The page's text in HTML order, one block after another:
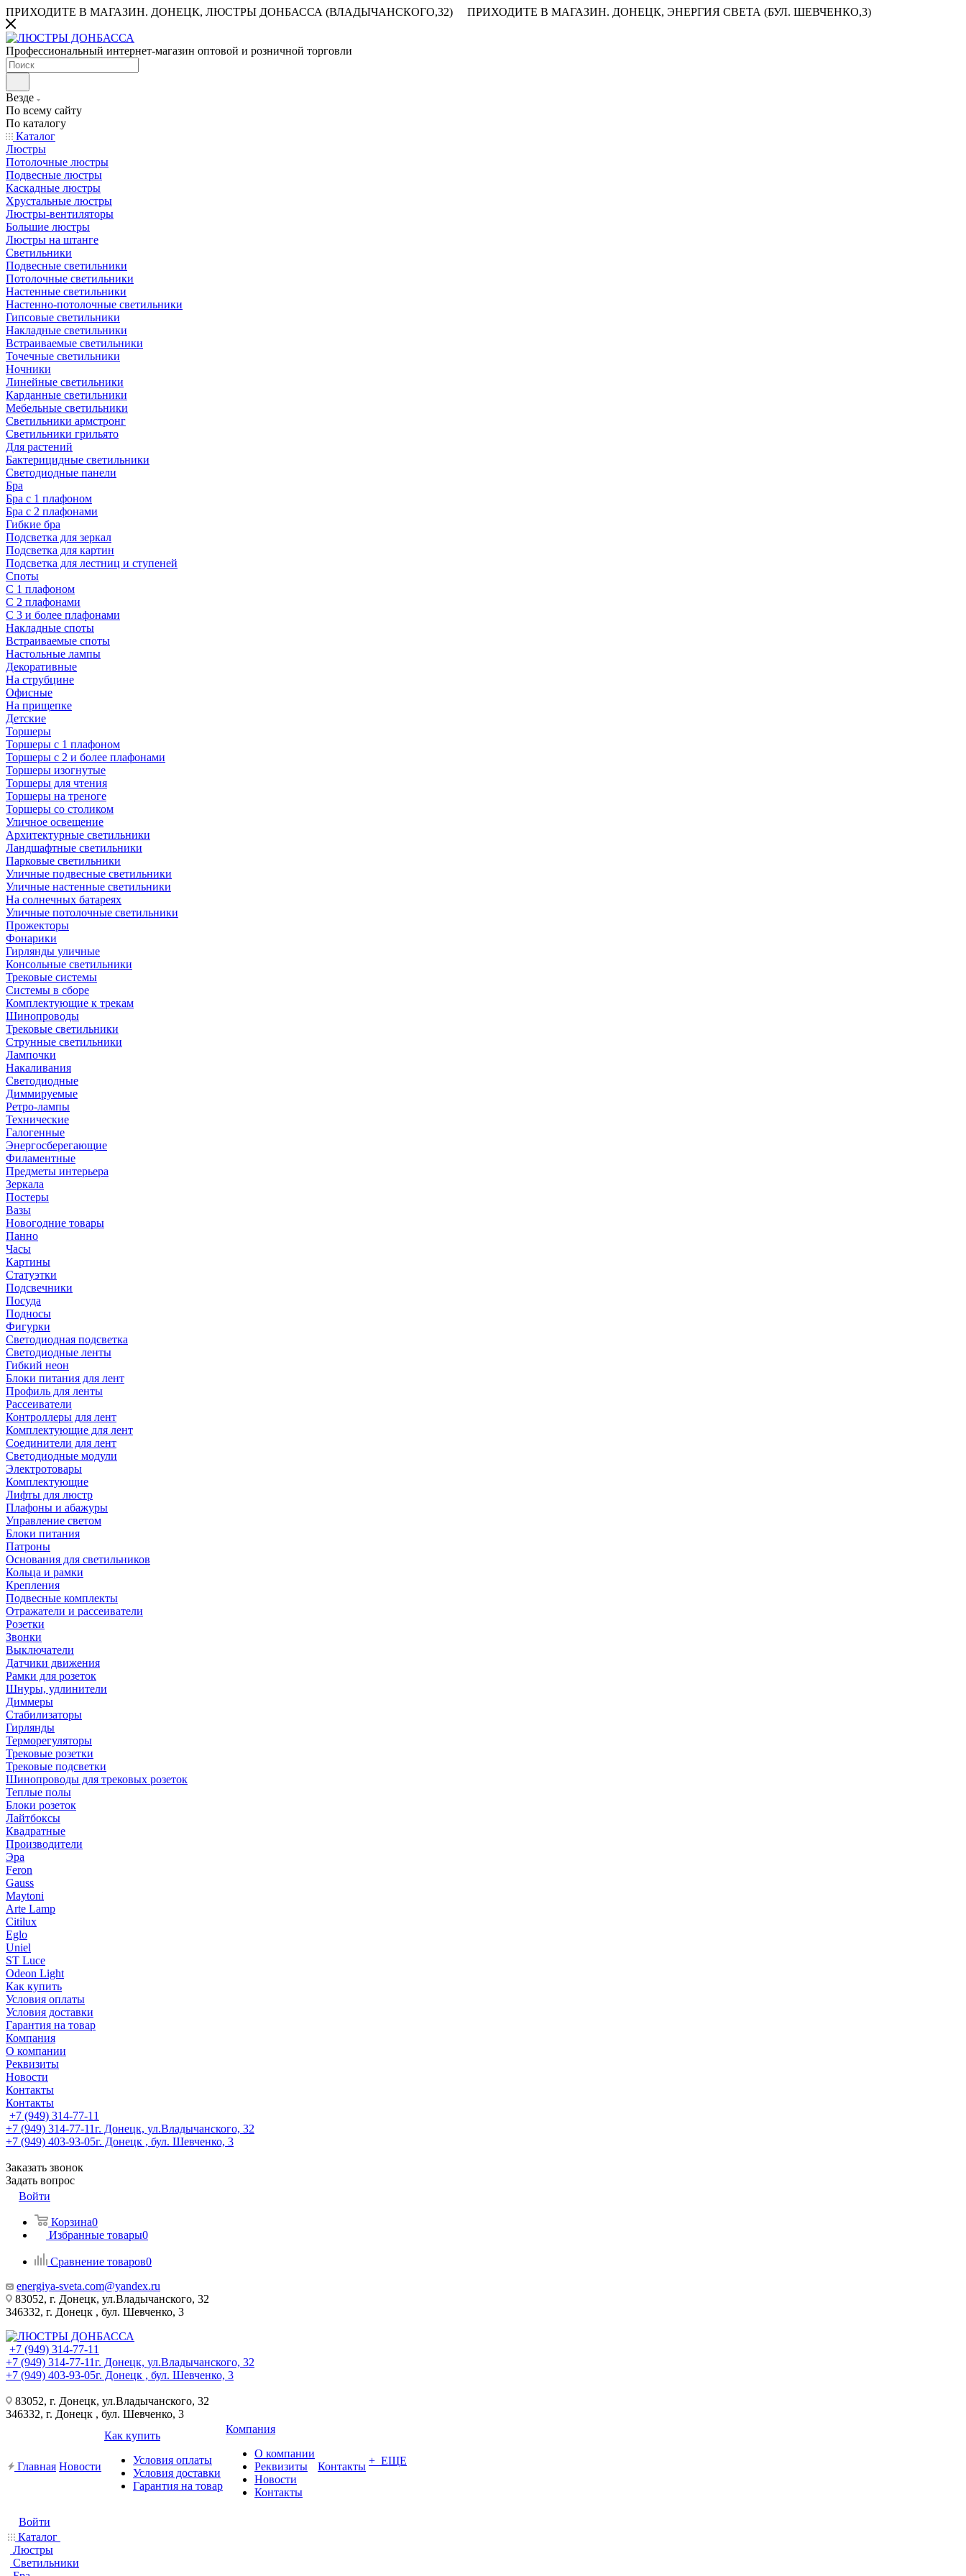
ПРИХОДИТЕ В МАГАЗИН. ДОНЕЦК, ЛЮСТРЫ ДОНБАССА (ВЛАДЫЧАНСКОГО,32) ПРИХОДИТЕ В МАГАЗИН. ДОНЕЦК, ЭНЕРГИЯ СВЕТА (БУЛ. ШЕВЧЕНКО,3)
Профессиональный интернет-магазин оптовой и розничной торговли
Везде
По всему сайту
По каталогу
Каталог
Люстры
Потолочные люстры
Подвесные люстры
Каскадные люстры
Хрустальные люстры
Люстры-вентиляторы
Большие люстры
Люстры на штанге
Светильники
Подвесные светильники
Потолочные светильники
Настенные светильники
Настенно-потолочные светильники
Гипсовые светильники
Накладные светильники
Встраиваемые светильники
Точечные светильники
Ночники
Линейные светильники
Карданные светильники
Мебельные светильники
Светильники армстронг
Светильники грильято
Для растений
Бактерицидные светильники
Светодиодные панели
Бра
Бра с 1 плафоном
Бра с 2 плафонами
Гибкие бра
Подсветка для зеркал
Подсветка для картин
Подсветка для лестниц и ступеней
Споты
С 1 плафоном
С 2 плафонами
С 3 и более плафонами
Накладные споты
Встраиваемые споты
Настольные лампы
Декоративные
На струбцине
Офисные
На прищепке
Детские
Торшеры
Торшеры с 1 плафоном
Торшеры с 2 и более плафонами
Торшеры изогнутые
Торшеры для чтения
Торшеры на треноге
Торшеры со столиком
Уличное освещение
Архитектурные светильники
Ландшафтные светильники
Парковые светильники
Уличные подвесные светильники
Уличные настенные светильники
На солнечных батареях
Уличные потолочные светильники
Прожекторы
Фонарики
Гирлянды уличные
Консольные светильники
Трековые системы
Системы в сборе
Комплектующие к трекам
Шинопроводы
Трековые светильники
Струнные светильники
Лампочки
Накаливания
Светодиодные
Диммируемые
Ретро-лампы
Технические
Галогенные
Энергосберегающие
Филаментные
Предметы интерьера
Зеркала
Постеры
Вазы
Новогодние товары
Панно
Часы
Картины
Статуэтки
Подсвечники
Посуда
Подносы
Фигурки
Светодиодная подсветка
Светодиодные ленты
Гибкий неон
Блоки питания для лент
Профиль для ленты
Рассеиватели
Контроллеры для лент
Комплектующие для лент
Соединители для лент
Светодиодные модули
Электротовары
Комплектующие
Лифты для люстр
Плафоны и абажуры
Управление светом
Блоки питания
Патроны
Основания для светильников
Кольца и рамки
Крепления
Подвесные комплекты
Отражатели и рассеиватели
Розетки
Звонки
Выключатели
Датчики движения
Рамки для розеток
Шнуры, удлинители
Диммеры
Стабилизаторы
Гирлянды
Терморегуляторы
Трековые розетки
Трековые подсветки
Шинопроводы для трековых розеток
Теплые полы
Блоки розеток
Лайтбоксы
Квадратные
Производители
Эра
Feron
Gauss
Maytoni
Arte Lamp
Citilux
Eglo
Uniel
ST Luce
Odeon Light
Как купить
Условия оплаты
Условия доставки
Гарантия на товар
Компания
О компании
Реквизиты
Новости
Контакты
Контакты
+7 (949) 314-77-11
+7 (949) 314-77-11г. Донецк, ул.Владычанского, 32
+7 (949) 403-93-05г. Донецк , бул. Шевченко, 3
Заказать звонок
Задать вопрос
Войти
Корзина0
Избранные товары0
Сравнение товаров0
energiya-sveta.com@yandex.ru
83052, г. Донецк, ул.Владычанского, 32
346332, г. Донецк , бул. Шевченко, 3
+7 (949) 314-77-11
+7 (949) 314-77-11г. Донецк, ул.Владычанского, 32
+7 (949) 403-93-05г. Донецк , бул. Шевченко, 3
83052, г. Донецк, ул.Владычанского, 32
346332, г. Донецк , бул. Шевченко, 3
Главная Новости
Как купить
Условия оплаты
Условия доставки
Гарантия на товар
Компания
О компании
Реквизиты
Новости
Контакты
Контакты + ЕЩЕ
Войти
Каталог
Люстры
Светильники